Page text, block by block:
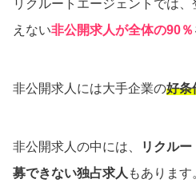
リクルートエージェントでは
えない非公開求人が全体の90％
非公開求人には大手企業の好条
非公開求人の中には、
リクル
募できない独占求人 もあります